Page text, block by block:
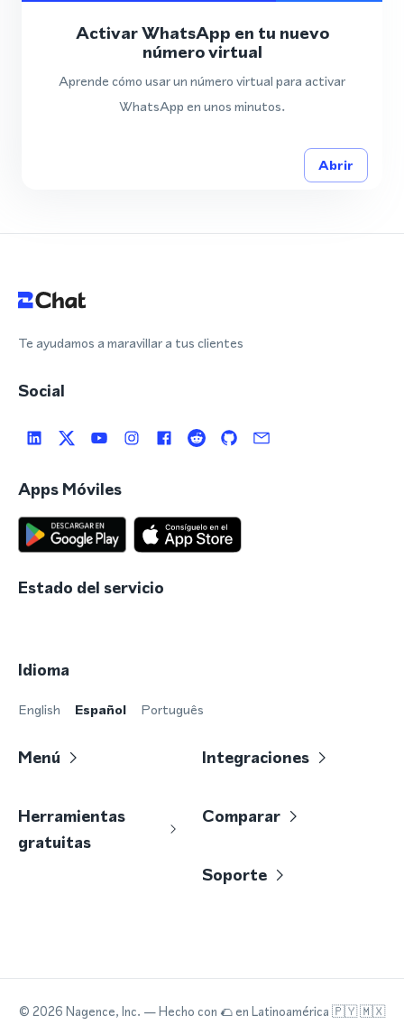
Activar WhatsApp en tu nuevo
número virtual
Aprende cómo usar un número virtual para activar
WhatsApp en unos minutos.
Abrir
Te ayudamos a maravillar a tus clientes
Social
Apps Móviles
Estado del servicio
Idioma
English Español Português
Menú Integraciones
Herramientas
gratuitas
Comparar
Soporte
© 2026 Nagence, Inc. — Hecho con 🌮 en Latinoamérica 🇵🇾 🇲🇽